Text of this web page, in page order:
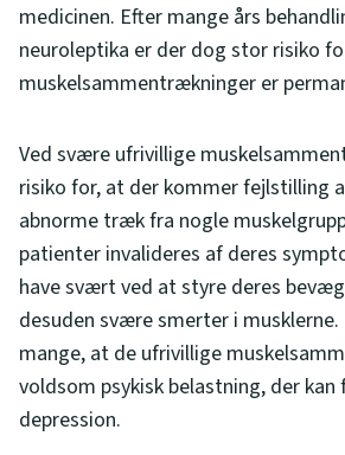
medicinen. Efter mange års
neuroleptika er der dog stor risiko
muskelsammentrækninger er
Ved svære ufrivillige
risiko for, at der kommer fejlstilling
abnorme træk fra nogle
patienter invalideres af deres
have svært ved at styre deres
desuden svære smerter i
mange, at de ufrivillige
voldsom psykisk belastning, der
depression.